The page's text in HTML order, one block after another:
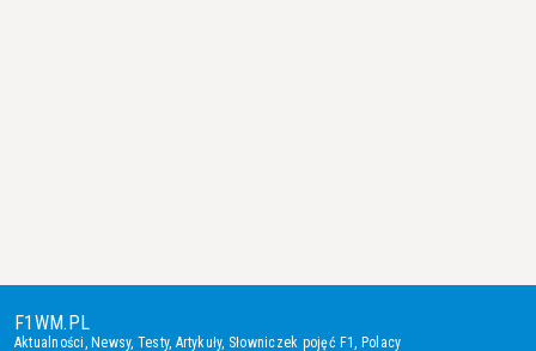
F1WM.PL
Aktualności, Newsy, Testy, Artykuły, Słowniczek pojęć F1, Polacy